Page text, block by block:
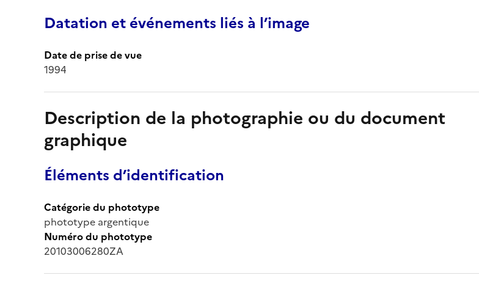
Datation et événements liés à l’image
Date de prise de vue
1994
Description de la photographie ou du document
graphique
Éléments d’identification
Catégorie du phototype
phototype argentique
Numéro du phototype
20103006280ZA